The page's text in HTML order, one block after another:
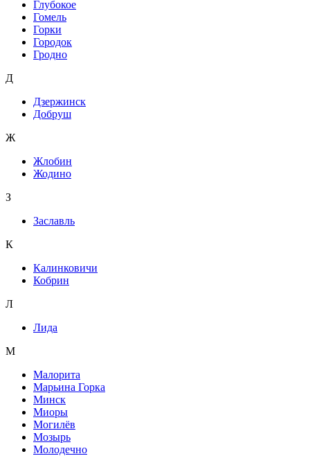
Глубокое
Гомель
Горки
Городок
Гродно
Д
Дзержинск
Добруш
Ж
Жлобин
Жодино
З
Заславль
К
Калинковичи
Кобрин
Л
Лида
М
Малорита
Марьина Горка
Минск
Миоры
Могилёв
Мозырь
Молодечно